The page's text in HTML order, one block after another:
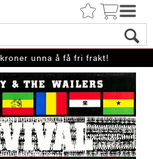
kroner unna å få fri frakt!